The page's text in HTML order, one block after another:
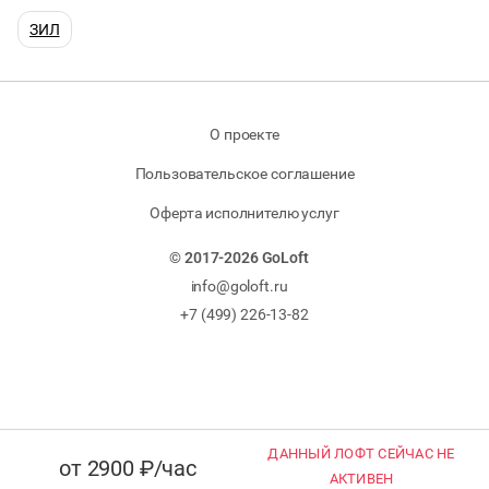
от 2900 ₽/час
ДАННЫЙ ЛОФТ СЕЙЧАС НЕ
АКТИВЕН
ЗИЛ
О проекте
Пользовательское соглашение
Оферта исполнителю услуг
© 2017-2026 GoLoft
info@goloft.ru
+7 (499) 226-13-82